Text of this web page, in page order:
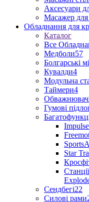
Аксесуари
Масажер для
Обладнання для
Каталог
Все
Медболи57
Болгарські
Кувалди4
Модульна
Таймери4
Гумові
Star
Сендбегі22
Силові рами